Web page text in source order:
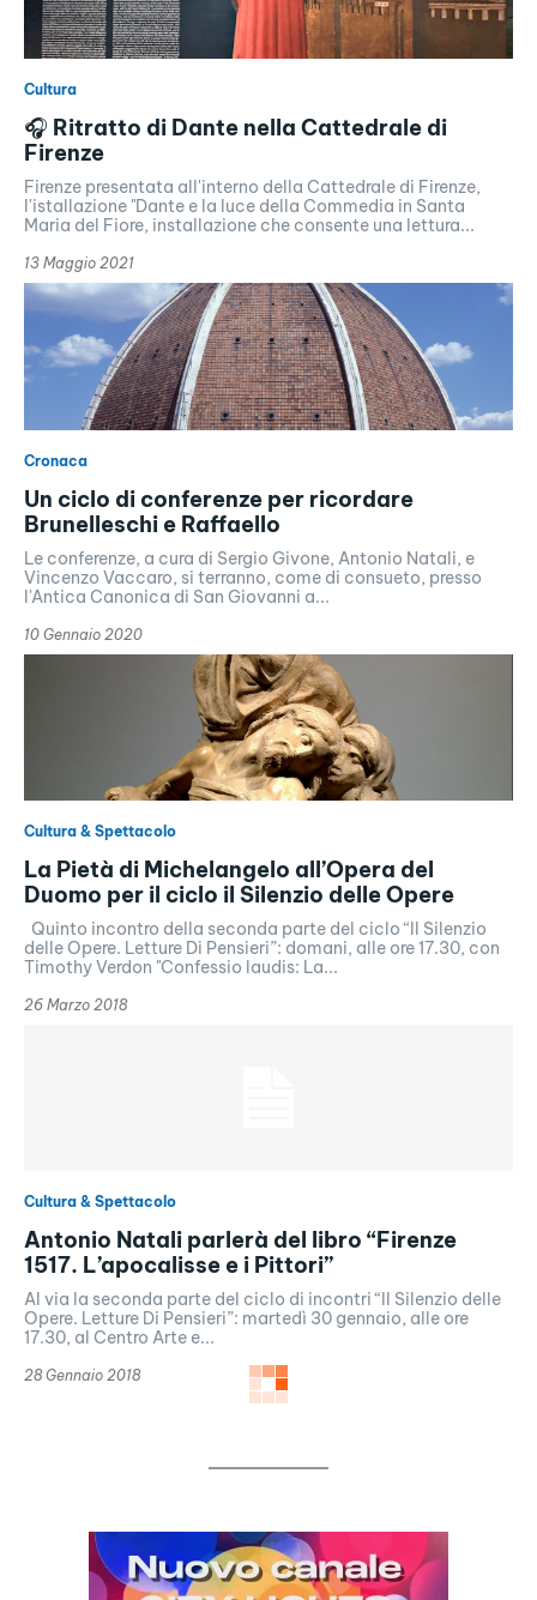
Cultura
🎧 Ritratto di Dante nella Cattedrale di
Firenze
Firenze presentata all'interno della Cattedrale di Firenze,
l'istallazione "Dante e la luce della Commedia in Santa
Maria del Fiore, installazione che consente una lettura...
13 Maggio 2021
Cronaca
Un ciclo di conferenze per ricordare
Brunelleschi e Raffaello
Le conferenze, a cura di Sergio Givone, Antonio Natali, e
Vincenzo Vaccaro, si terranno, come di consueto, presso
l'Antica Canonica di San Giovanni a...
10 Gennaio 2020
Cultura & Spettacolo
La Pietà di Michelangelo all’Opera del
Duomo per il ciclo il Silenzio delle Opere
Quinto incontro della seconda parte del ciclo “Il Silenzio
delle Opere. Letture Di Pensieri”: domani, alle ore 17.30, con
Timothy Verdon "Confessio laudis: La...
26 Marzo 2018
Cultura & Spettacolo
Antonio Natali parlerà del libro “Firenze
1517. L’apocalisse e i Pittori”
Al via la seconda parte del ciclo di incontri “Il Silenzio delle
Opere. Letture Di Pensieri”: martedì 30 gennaio, alle ore
17.30, al Centro Arte e...
28 Gennaio 2018